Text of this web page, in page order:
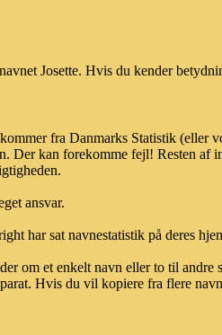
Josette. Hvis du kender
fra Danmarks Statistik (eller
Der kan forekomme fejl! Resten af
ansvar.
har sat navnestatistik på deres
om et enkelt navn eller to til
Hvis du vil kopiere fra flere